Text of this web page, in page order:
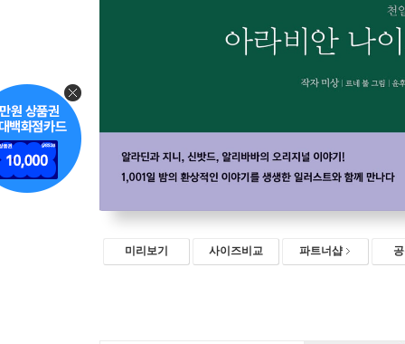
미리보기 사이즈비교 파트너샵